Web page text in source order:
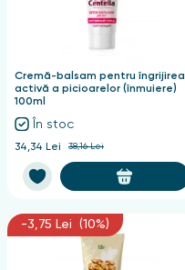
Cremă-balsam pentru îngrijirea
activă a picioarelor (înmuiere)
100ml
În stoc
34,34 Lei 38,16 Lei
-3,75 Lei (10%)